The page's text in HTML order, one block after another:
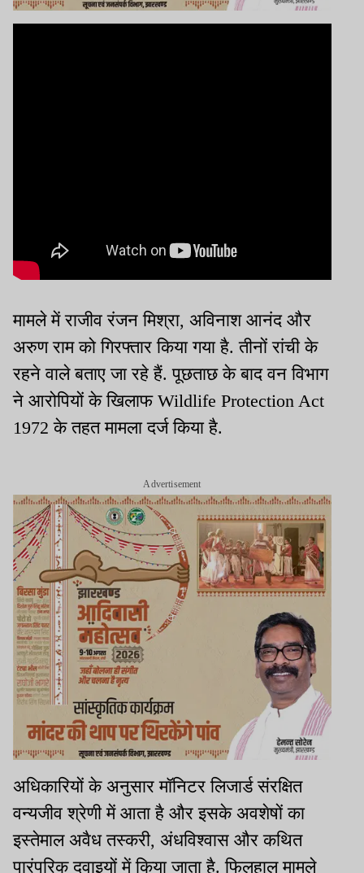
मामले में राजीव रंजन मिश्रा, अविनाश आनंद और
अरुण राम को गिरफ्तार किया गया है. तीनों रांची के
रहने वाले बताए जा रहे हैं. पूछताछ के बाद वन विभाग
ने आरोपियों के खिलाफ Wildlife Protection Act
1972 के तहत मामला दर्ज किया है.
Advertisement
अधिकारियों के अनुसार मॉनिटर लिजार्ड संरक्षित
वन्यजीव श्रेणी में आता है और इसके अवशेषों का
इस्तेमाल अवैध तस्करी, अंधविश्वास और कथित
पारंपरिक दवाइयों में किया जाता है. फिलहाल मामले